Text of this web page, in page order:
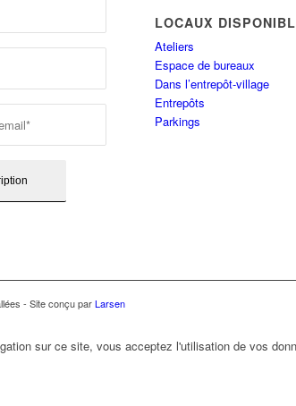
LOCAUX
Ateliers
Espace de bureaux
Dans l’entrepôt-village
Entrepôts
Parkings
- Site conçu parLarsen
sur ce site, vous acceptez l'utilisation de vos